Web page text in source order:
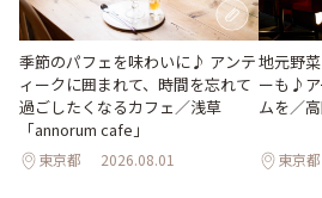
季節のパフェを味わいに♪ アンテ
ィークに囲まれて、時間を忘れて
過ごしたくなるカフェ／浅草
「annorum cafe」
東京都 2026.08.01
地元野
ーも♪ア
ムを／
東京都